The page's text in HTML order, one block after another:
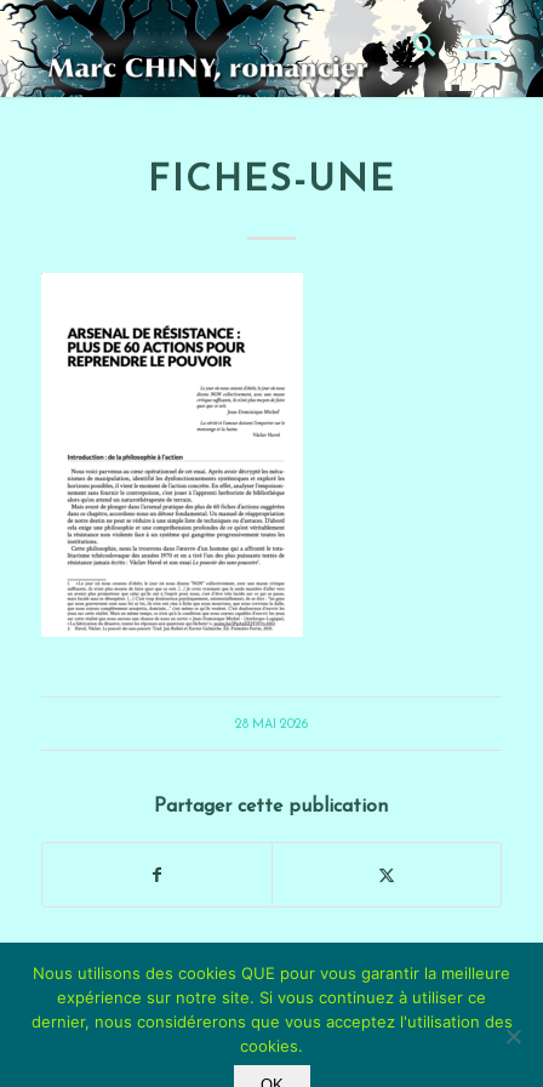
FICHES-UNE
28 MAI 2026
Partager cette publication
Nous utilisons des cookies QUE pour vous garantir la meilleure
expérience sur notre site. Si vous continuez à utiliser ce
dernier, nous considérerons que vous acceptez l'utilisation des
cookies.